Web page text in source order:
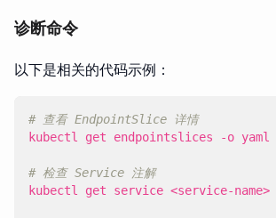
诊断命令
以下是相关的代码示例：
# 查看 EndpointSlice 详情
# 检查 Service 注解